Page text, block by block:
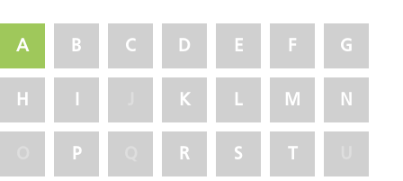
A B C D E F G
H K L M N
P R S T